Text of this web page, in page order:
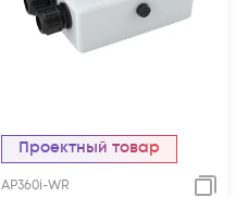
Проектный товар
AP360i-WR